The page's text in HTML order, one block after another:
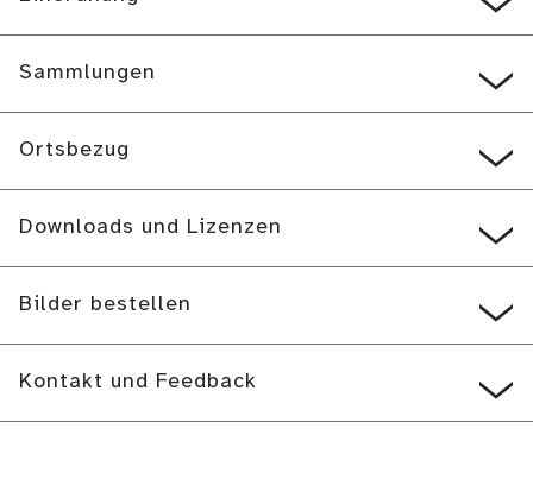
Sammlungen
Ortsbezug
Downloads und Lizenzen
Bilder bestellen
Kontakt und Feedback